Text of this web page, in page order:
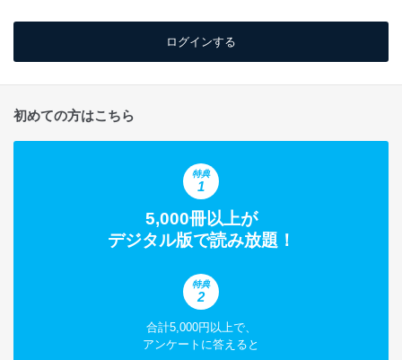
初めての方はこちら
特典
1
5,000冊以上が
デジタル版で読み放題！
特典
2
合計5,000円以上で、
アンケートに答えると